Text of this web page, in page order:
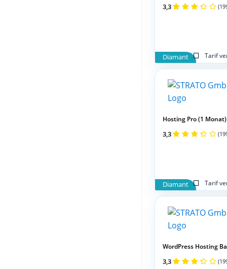
Diamant Tarif
3,3
Diamant Tarif
Hosting Pro (1 Monat)
3,3
WordPress Hosting
3,3